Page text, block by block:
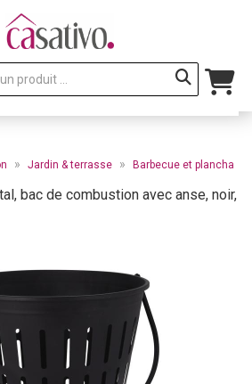
» Jardin & terrasse » Barbecue et plancha
bac de combustion avec anse, noir,